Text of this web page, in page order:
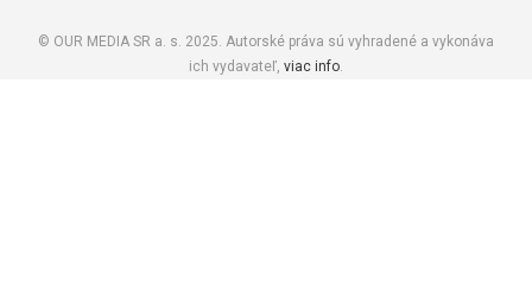
© OUR MEDIA SR a. s. 2025. Autorské práva sú vyhradené a vykonáva
ich vydavateľ, viac info.